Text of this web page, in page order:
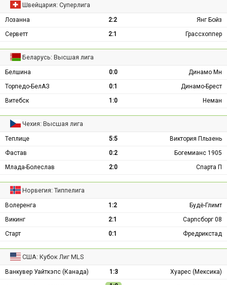
Швейцария: Суперлига
Лозанна 2:2
Янг Бойз
Серветт
2:1 Грассхоппер
Беларусь: Высшая лига
Белшина 0:0
Динамо Мн
Торпедо-БелАЗ
0:1
Динамо-Брест
Витебск
1:0 Неман
Чехия: Высшая лига
Теплице 5:5
Виктория Пльзень
Фастав
0:2
Богемианс 1905
Млада-Болеслав
2:0 Спарта П
Норвегия: Типпелига
Волеренга 1:2
Будё-Глимт
Викинг
2:1
Сарпсборг 08
Старт
0:1 Фредрикстад
США: Кубок Лиг MLS
Ванкувер Уайткэпс (Канада) 1:3 Хуарес (Мексика)